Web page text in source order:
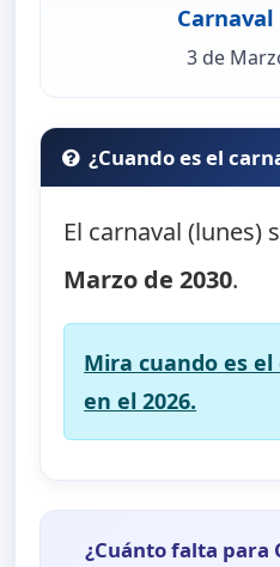
Carnaval
3 de
¿Cuando es el
El carnaval (lunes)
Marzo de 2030.
Mira cuando es
en el 2026.
¿Cuánto falta para